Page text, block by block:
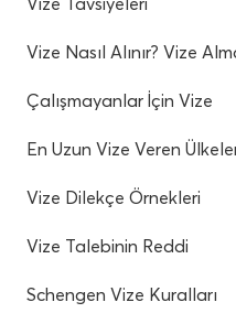
Vize Nasıl Alınır? Vize
Çalışmayanlar İçin Vize
En Uzun Vize Veren
Vize Dilekçe Örnekleri
Vize Talebinin Reddi
Schengen Vize Kuralları